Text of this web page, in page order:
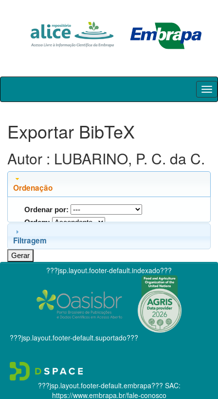
Skip
Exportar BibTeX
Autor : LUBARINO, P. C. da C.
Ordenação
Ordenar por:
Ordem:
Filtragem
???jsp.layout.footer-default.indexado???
???jsp.layout.footer-default.suportado???
???jsp.layout.footer-default.embrapa??? SAC:
https://www.embrapa.br/fale-conosco